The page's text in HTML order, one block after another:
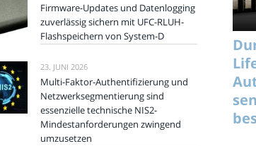
Firmware-Updates und Datenlogging
zuverlässig sichern mit UFC-RLUH-
Flashspeichern von System-D
23. JUNI 2026
Multi-Faktor-Authentifizierung und
Netzwerksegmentierung sind
essenzielle technische NIS2-
Mindestanforderungen zwingend
umzusetzen